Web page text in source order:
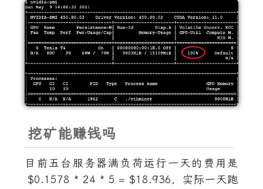
挖矿能赚钱吗
目前五台服务器满负荷运行一天的费用是
$0.1578 * 24 * 5 = $18.936，实际一天跑